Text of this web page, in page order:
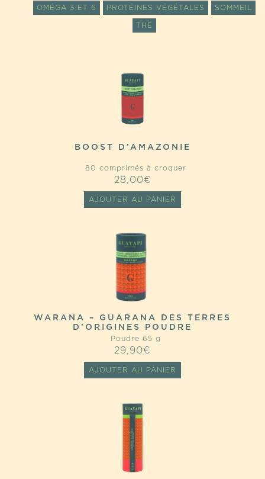
OMÉGA 3 ET 6 PROTÉINES VÉGÉTALES SOMMEIL
THÉ
BOOST D’AMAZONIE
80 comprimés à croquer
28,00€
AJOUTER AU PANIER
WARANA – GUARANA DES TERRES
D’ORIGINES POUDRE
Poudre 65 g
29,90€
AJOUTER AU PANIER